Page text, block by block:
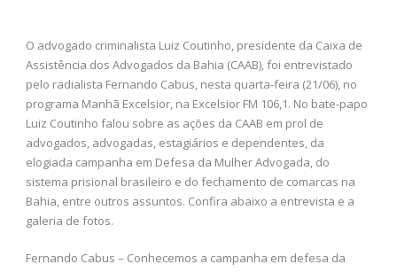
O advogado criminalista Luiz Coutinho, presidente da Caixa de
Assistência dos Advogados da Bahia (CAAB), foi entrevistado
pelo radialista Fernando Cabus, nesta quarta-feira (21/06), no
programa Manhã Excelsior, na Excelsior FM 106,1. No bate-papo
Luiz Coutinho falou sobre as ações da CAAB em prol de
advogados, advogadas, estagiários e dependentes, da
elogiada campanha em Defesa da Mulher Advogada, do
sistema prisional brasileiro e do fechamento de comarcas na
Bahia, entre outros assuntos. Confira abaixo a entrevista e a
galeria de fotos.
Fernando Cabus – Conhecemos a campanha em defesa da